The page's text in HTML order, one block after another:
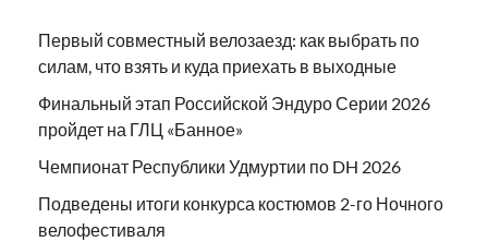
Первый совместный велозаезд: как выбрать по
силам, что взять и куда приехать в выходные
Финальный этап Российской Эндуро Серии 2026
пройдет на ГЛЦ «Банное»
Чемпионат Республики Удмуртии по DH 2026
Подведены итоги конкурса костюмов 2-го Ночного
велофестиваля